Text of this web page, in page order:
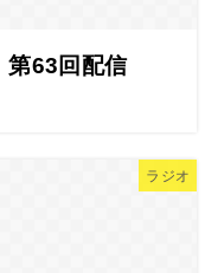
第63回配信
ラジオ